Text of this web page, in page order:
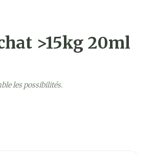
>15kg 20ml
les possibilités.